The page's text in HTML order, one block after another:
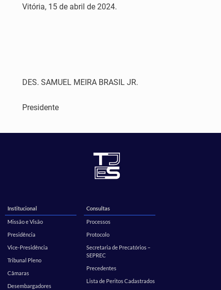
Vitória, 15 de abril de 2024.
DES. SAMUEL MEIRA BRASIL JR.
Presidente
Institucional
Missão e Visão
Presidência
Vice-Presidência
Tribunal Pleno
Câmaras
Desembargadores
Consultas
Processos
Protocolo
Secretaria de Precatórios –
SEPREC
Precedentes
Lista de Peritos Cadastrados